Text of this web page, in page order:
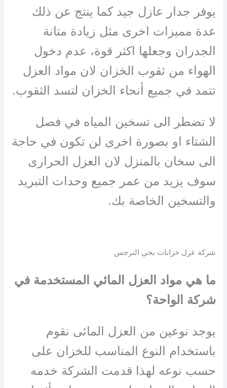
يوفر جدار عازل جيد كما ينتج عن ذلك
عدة مميزات اخرى مثل زيادة متانة
الجدران وجعلها اكثر قوة، عدم دخول
الهواء من ثقوب الخزان لان مواد العزل
تتمد في جميع أنحاء الخزان لتسد الثقوب.
لا تضطر الى تسخين المياه في فصل
الشتاء او بصورة اخرى لن تكون في حاجة
الى سخان بالمنزل لان العزل الحرارى
سوف يزيد من عمر جميع وحدات التبريد
والتسخين الخاصة بك.
شركة عزل خزانات بحي النرجس
ما هي مواد العزل المائي المستخدمة في
شركة الواحة؟
يوجد نوعين من العزل المائى نقوم
باستخدام النوع المناسب للخزان على
حسب نوعه لهذا قدمت الشركة خدمه